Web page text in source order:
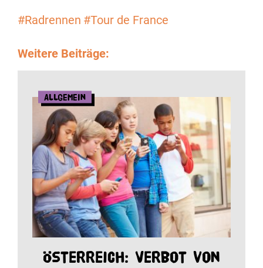
#Radrennen #Tour de France
Weitere Beiträge:
Allgemein
Österreich: Verbot von